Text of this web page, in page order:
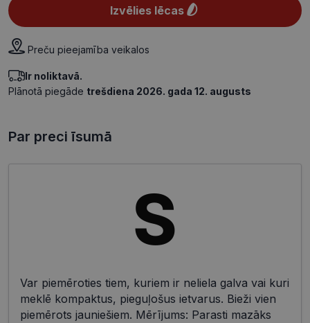
Izvēlies lēcas
Preču pieejamība veikalos
Ir noliktavā.
Plānotā piegāde trešdiena 2026. gada 12. augusts
Par preci īsumā
Var piemēroties tiem, kuriem ir neliela galva vai kuri
meklē kompaktus, pieguļošus ietvarus. Bieži vien
piemērots jauniešiem. Mērījums: Parasti mazāks